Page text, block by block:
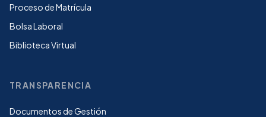
Proceso de Matrícula
Bolsa Laboral
Biblioteca Virtual
TRANSPARENCIA
Documentos de Gestión